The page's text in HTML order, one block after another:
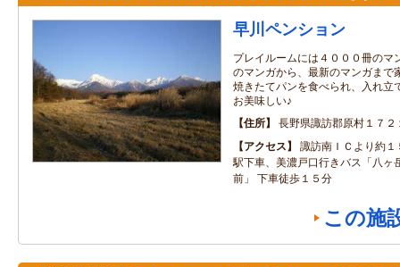
早川ペンション
プレイルームには４０００冊のマ
のマンガから、最新のマンガまで
焼きたてパンを食べられ、入れ立
お美味しい♪
住所
長野県諏訪郡原村１７２
アクセス
諏訪南ＩＣより約
駅下車、美濃戸口行きバス「八ヶ
前」 下車徒歩１５分
この施